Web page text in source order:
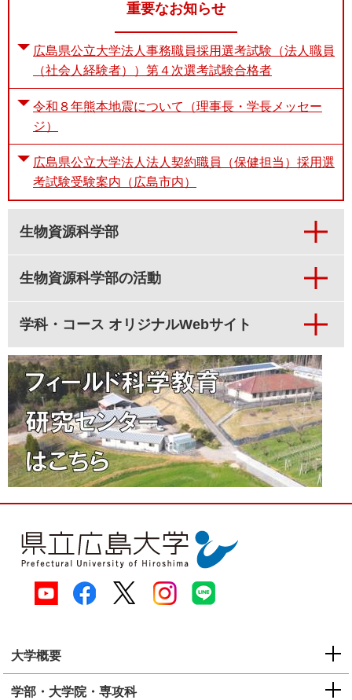
重要なお知らせ
広島県公立大学法人事務職員採用選考試験（法人職員
（社会人経験者））第４次選考試験合格者
令和８年熊本地震について（理事長・学長メッセー
ジ）
広島県公立大学法人法人契約職員（保健担当）採用選
考試験受験案内（広島市内）
生物資源科学部
生物資源科学部の活動
学科・コース オリジナルWebサイト
大学概要
学部・大学院・専攻科